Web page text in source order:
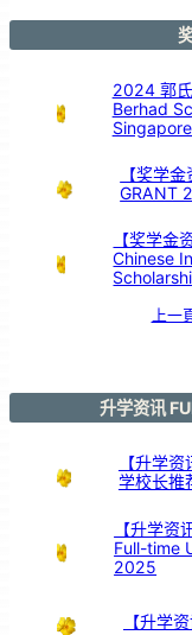
1
年
2024 郭
Berhad
【奖学
GRANT
【奖学
Chinese
上一
升学资讯
【升学
学校长推
【升学
Full-time
2025
【升学